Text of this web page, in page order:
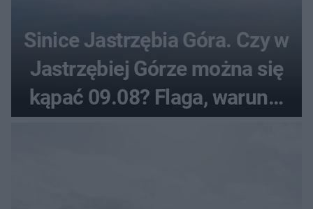
Sinice Jastrzębia Góra. Czy w
Jastrzębiej Górze można się
kąpać 09.08? Flaga, warunki